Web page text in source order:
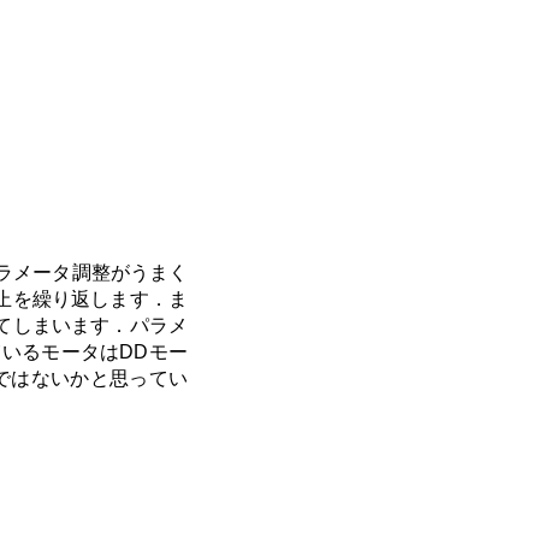
メータ調整がうまく
を繰り返します．ま
しまいます．パラメ
るモータはDDモー
はないかと思ってい